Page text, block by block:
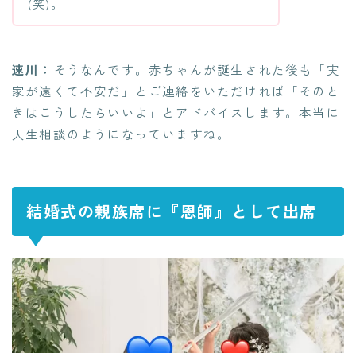
(笑)。
速川： そうなんです。赤ちゃんが誕生された後も「実
家が遠くて不安だ」とご連絡をいただければ「そのと
きはこうしたらいいよ」とアドバイスします。本当に
人生相談のようになっていますね。
結婚式の親族席に『恩師』として出席